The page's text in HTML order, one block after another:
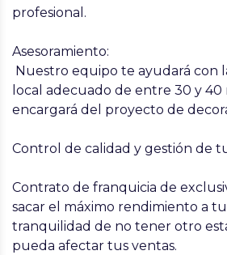
profesional.
Asesoramiento:
Nuestro equipo te ayudará con
local adecuado de entre 30 y 40
encargará del proyecto de
Control de calidad y gestión de
Contrato de franquicia de
sacar el máximo rendimiento a
tranquilidad de no tener otro
pueda afectar tus ventas.